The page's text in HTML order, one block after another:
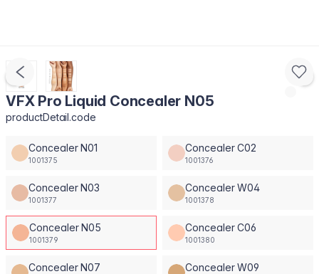
VFX Pro Liquid Concealer N05
productDetail.code
Concealer N01
1001375
Concealer C02
1001376
Concealer N03
1001377
Concealer W04
1001378
Concealer N05
1001379
Concealer C06
1001380
Concealer N07 Concealer W09